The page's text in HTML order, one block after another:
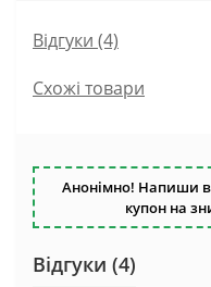
Відгуки (4)
Схожі товари
Анонімно! Напиши
купон на
Відгуки (4)